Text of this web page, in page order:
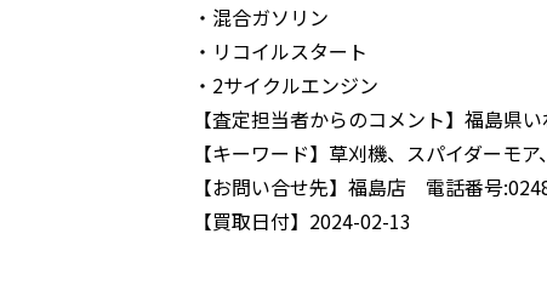
・混合ガソリン
・リコイルスタート
・2サイクルエンジン
【査定担当者からのコメント】福島県
【キーワード】 草刈機、スパイダーモ
【お問い合せ先】福島店 電話番号
【買取日付】 2024-02-13